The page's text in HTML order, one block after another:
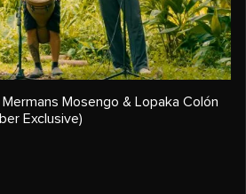
Mosengo & Lopaka Colón
Exclusive)